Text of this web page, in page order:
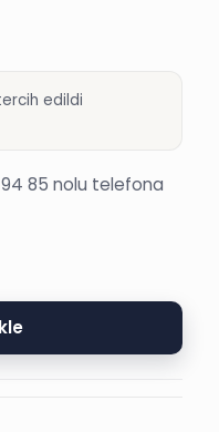
edildi
85 nolu telefona